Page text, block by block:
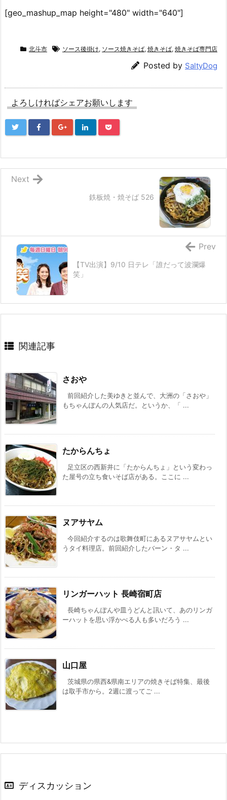
[geo_mashup_map height="480" width="640"]
北斗市 ソース後掛け, ソース焼きそば, 焼きそば, 焼きそば専門店
Posted by SaltyDog
よろしければシェアお願いします
鉄板焼・焼そば 526
Next
【TV出演】9/10 日テレ「誰だって波瀾爆
笑」
Prev
関連記事
さおや
前回紹介した美ゆきと並んで、大洲の「さおや」
もちゃんぽんの人気店だ。というか、「 ...
たからんちょ
足立区の西新井に「たからんちょ」という変わっ
た屋号の立ち食いそば店がある。ここに ...
ヌアサヤム
今回紹介するのは歌舞伎町にあるヌアサヤムとい
うタイ料理店。前回紹介したバーン・タ ...
リンガーハット 長崎宿町店
長崎ちゃんぽんや皿うどんと訊いて、あのリンガ
ーハットを思い浮かべる人も多いだろう ...
山口屋
茨城県の県西&県南エリアの焼きそば特集、最後
は取手市から。2週に渡ってご ...
ディスカッション